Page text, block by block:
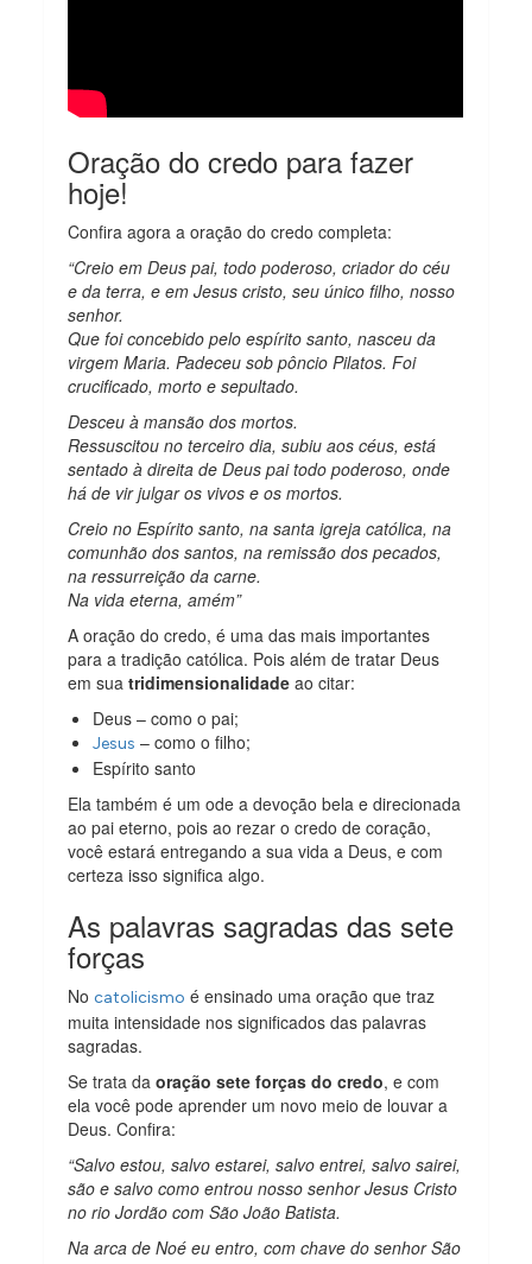
Oração do credo para fazer
hoje!
Confira agora a oração do credo completa:
“Creio em Deus pai, todo poderoso, criador do céu
e da terra, e em Jesus cristo, seu único filho, nosso
senhor.
Que foi concebido pelo espírito santo, nasceu da
virgem Maria. Padeceu sob pôncio Pilatos. Foi
crucificado, morto e sepultado.
Desceu à mansão dos mortos.
Ressuscitou no terceiro dia, subiu aos céus, está
sentado à direita de Deus pai todo poderoso, onde
há de vir julgar os vivos e os mortos.
Creio no Espírito santo, na santa igreja católica, na
comunhão dos santos, na remissão dos pecados,
na ressurreição da carne.
Na vida eterna, amém”
A oração do credo, é uma das mais importantes
para a tradição católica. Pois além de tratar Deus
em suatridimensionalidade ao citar:
Deus – como o pai;
Jesus – como o filho;
Espírito santo
Ela também é um ode a devoção bela e direcionada
ao pai eterno, pois ao rezar o credo de coração,
você estará entregando a sua vida a Deus, e com
certeza isso significa algo.
As palavras sagradas das sete
forças
Nocatolicismo é ensinado uma oração que traz
muita intensidade nos significados das palavras
sagradas.
Se trata daoração sete forças do credo, e com
ela você pode aprender um novo meio de louvar a
Deus. Confira:
“Salvo estou, salvo estarei, salvo entrei, salvo sairei,
são e salvo como entrou nosso senhor Jesus Cristo
no rio Jordão com São João Batista.
Na arca de Noé eu entro, com chave do senhor São